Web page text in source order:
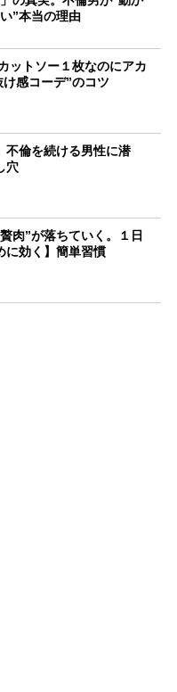
”本当の理由
ットソー１枚なのにアカ
感コーデ”のコツ
不倫を続ける男性に潜
穴
肉”が落ちていく。１日
に効く】簡単習慣